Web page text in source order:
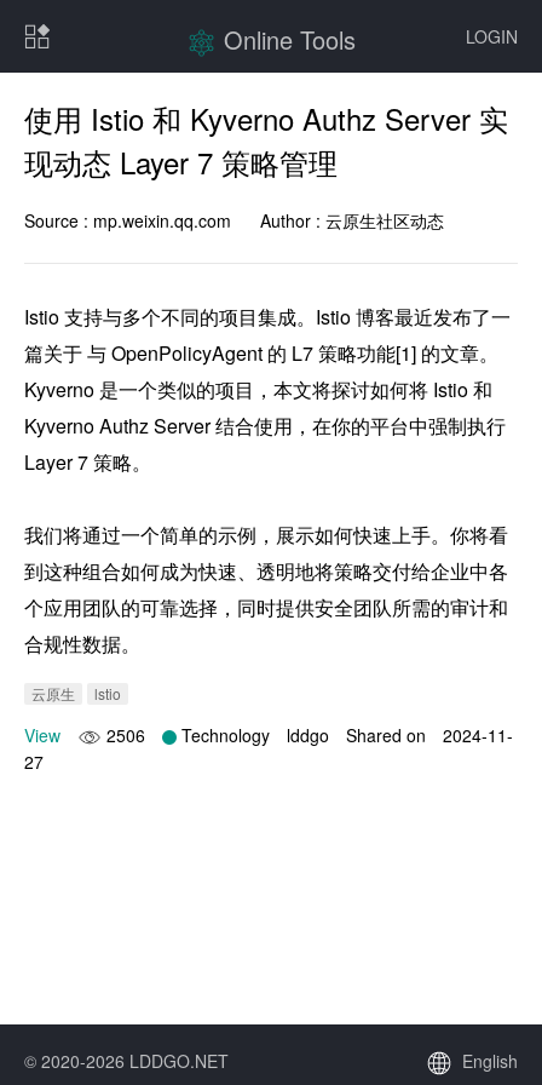
LOGIN
Online Tools
使用 Istio 和 Kyverno Authz Server 实
现动态 Layer 7 策略管理
Source : mp.weixin.qq.com Author : 云原生社区动态
Istio 支持与多个不同的项目集成。Istio 博客最近发布了一
篇关于 与 OpenPolicyAgent 的 L7 策略功能[1] 的文章。
Kyverno 是一个类似的项目，本文将探讨如何将 Istio 和
Kyverno Authz Server 结合使用，在你的平台中强制执行
Layer 7 策略。
我们将通过一个简单的示例，展示如何快速上手。你将看
到这种组合如何成为快速、透明地将策略交付给企业中各
个应用团队的可靠选择，同时提供安全团队所需的审计和
合规性数据。
云原生 lstio
View 2506 Technology lddgo Shared on
2024-11-
27
© 2020-2026 LDDGO.NET English